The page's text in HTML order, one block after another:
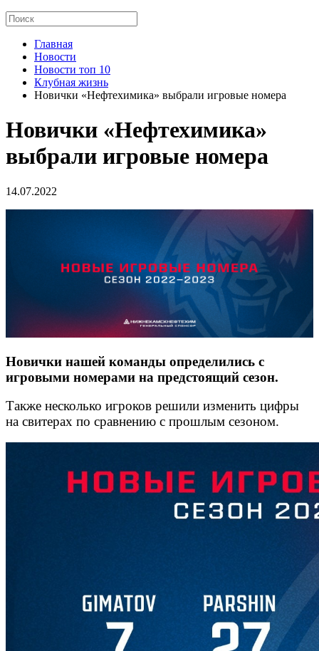
Главная
Новости
Новости топ 10
Клубная жизнь
Новички «Нефтехимика» выбрали игровые номера
Новички «Нефтехимика»
выбрали игровые номера
14.07.2022
Новички нашей команды определились с
игровыми номерами на предстоящий сезон.
Также несколько игроков решили изменить цифры
на свитерах по сравнению с прошлым сезоном.